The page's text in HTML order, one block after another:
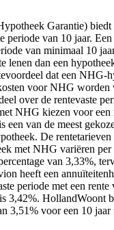
Garantie) biedt
periode van 10 jaar.
van minimaal 10
lenen dan een
dat een NHG-
voor NHG worden
over de rentevaste
NHG kiezen voor een
een van de meest
De rentetarieven
met NHG variëren per
van 3,33%,
heeft een
periode met een
3,42%. HollandWoont
3,51% voor een 10